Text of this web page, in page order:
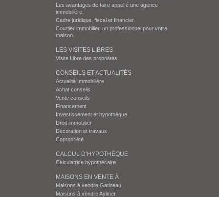
Les avantages de faire appel é une agence
immobilière.
Cadre juridique, fiscal et financier.
Courtier immobilier, un professionnel pour votre
maison.
LES VISITES LIBRES
Visite Libre des propriétés
CONSEILS ET ACTUALITÉS
Actualité Immobilière
Achat conseils
Vente conseils
Financement
Investissement et hypothèque
Droit immobilier
Décoration et travaux
Copropriété
CALCUL D’HYPOTHÈQUE
Calculatrice hypothécaire
MAISONS EN VENTE À
Maisons à vendre Gatineau
Maisons à vendre Aylmer